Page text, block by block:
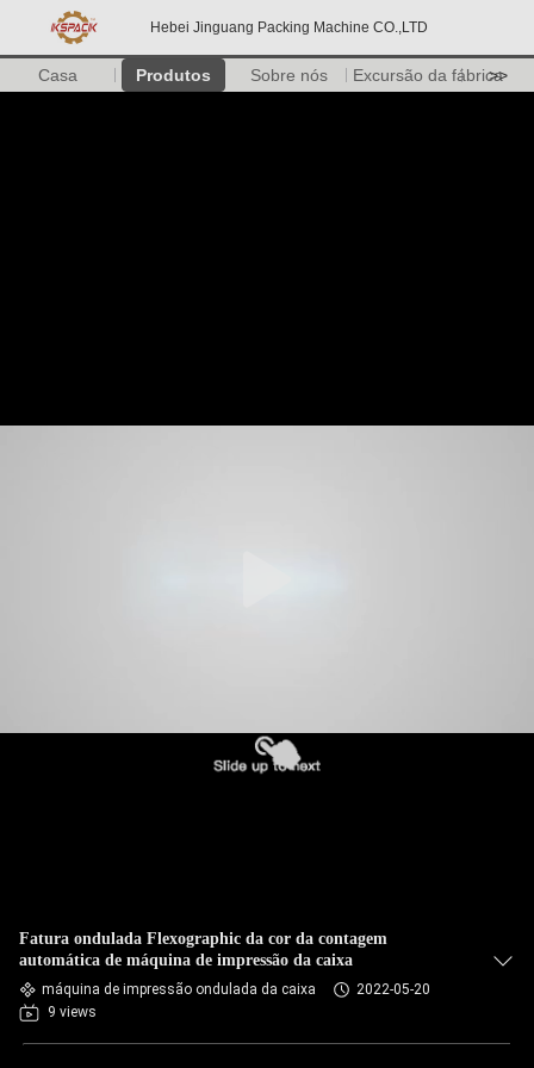
Hebei Jinguang Packing Machine CO.,LTD
Casa Produtos Sobre nós Excursão da fábrica
>>
Fatura ondulada Flexographic da cor da contagem
automática de máquina de impressão da caixa
máquina de impressão ondulada da caixa
2022-05-20
9 views